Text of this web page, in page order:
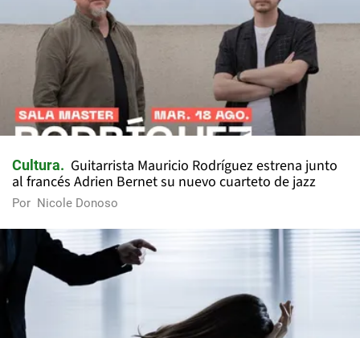
Cultura
Guitarrista Mauricio Rodríguez estrena junto
al francés Adrien Bernet su nuevo cuarteto de jazz
Por Nicole Donoso